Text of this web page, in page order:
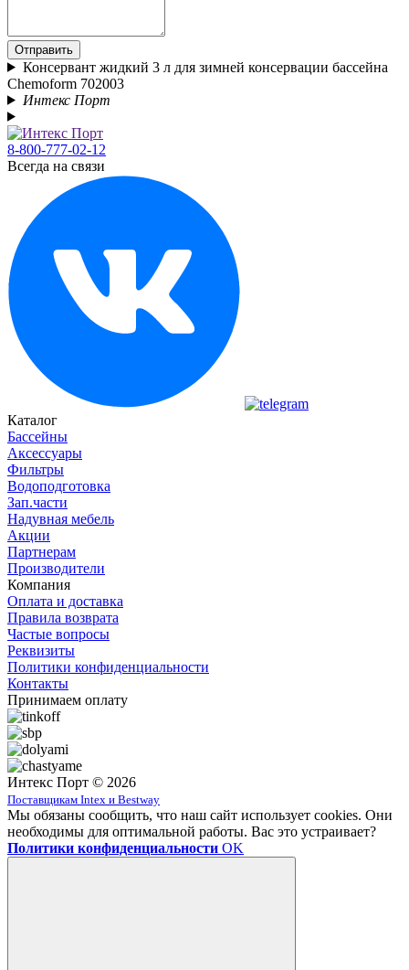
Отправить
Консервант жидкий 3 л для зимней консервации бассейна
Chemoform 702003
Интекс Порт
8-800-777-02-12
Всегда на связи
Каталог
Бассейны
Аксессуары
Фильтры
Водоподготовка
Зап.части
Надувная мебель
Акции
Партнерам
Производители
Компания
Оплата и доставка
Правила возврата
Частые вопросы
Реквизиты
Политики конфиденциальности
Контакты
Принимаем оплату
Интекс Порт © 2026
Поставщикам Intex и Bestway
Мы обязаны сообщить, что наш сайт использует cookies. Они
необходимы для оптимальной работы. Вас это устраивает?
Политики конфиденциальности OK